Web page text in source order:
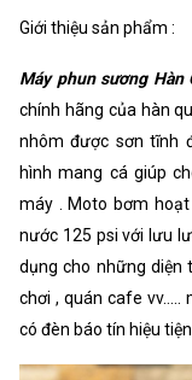
Giới thiệu sản phẩm :
Máy phun sương
chính hãng của hàn
nhôm được sơn tĩnh
hình mang cá giúp
máy . Moto bơm
nước 125 psi với lưu
dụng cho những diện
chơi , quán cafe
có đèn báo tín hiệu